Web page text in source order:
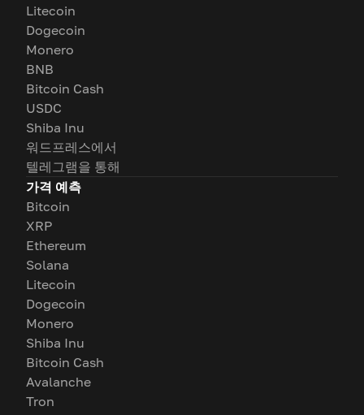
Litecoin
Dogecoin
Monero
BNB
Bitcoin Cash
USDC
Shiba Inu
워드프레스에서
텔레그램을 통해
가격 예측
Bitcoin
XRP
Ethereum
Solana
Litecoin
Dogecoin
Monero
Shiba Inu
Bitcoin Cash
Avalanche
Tron